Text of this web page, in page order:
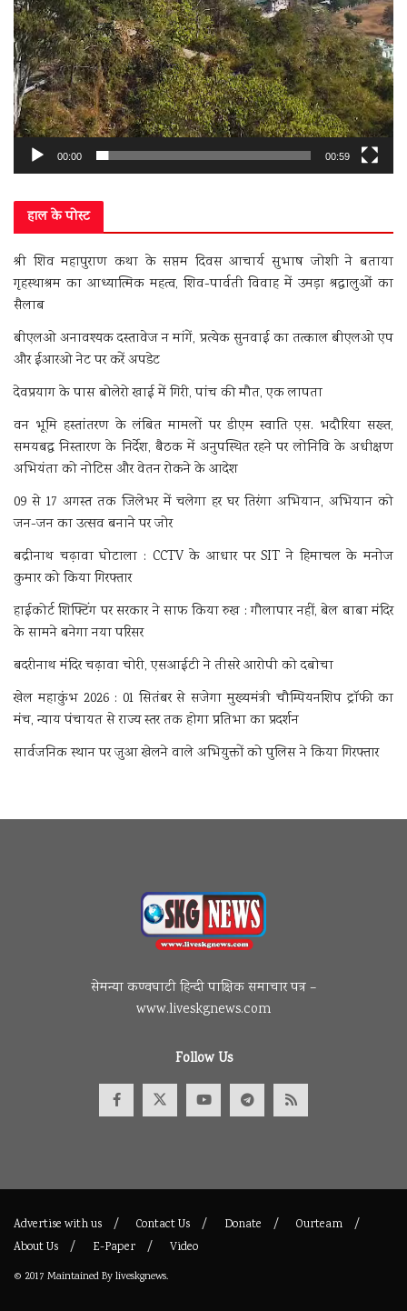
00:00 00:59
हाल के पोस्ट
श्री शिव महापुराण कथा के सप्तम दिवस आचार्य सुभाष जोशी ने बताया
गृहस्थाश्रम का आध्यात्मिक महत्व, शिव-पार्वती विवाह में उमड़ा श्रद्धालुओं का
सैलाब
बीएलओ अनावश्यक दस्तावेज न मांगें, प्रत्येक सुनवाई का तत्काल बीएलओ एप
और ईआरओ नेट पर करें अपडेट
देवप्रयाग के पास बोलेरो खाई में गिरी, पांच की मौत, एक लापता
वन भूमि हस्तांतरण के लंबित मामलों पर डीएम स्वाति एस. भदौरिया सख्त,
समयबद्ध निस्तारण के निर्देश, बैठक में अनुपस्थित रहने पर लोनिवि के अधीक्षण
अभियंता को नोटिस और वेतन रोकने के आदेश
09 से 17 अगस्त तक जिलेभर में चलेगा हर घर तिरंगा अभियान, अभियान को
जन-जन का उत्सव बनाने पर जोर
बद्रीनाथ चढ़ावा घोटाला : CCTV के आधार पर SIT ने हिमाचल के मनोज
कुमार को किया गिरफ्तार
हाईकोर्ट शिफ्टिंग पर सरकार ने साफ किया रुख : गौलापार नहीं, बेल बाबा मंदिर
के सामने बनेगा नया परिसर
बदरीनाथ मंदिर चढ़ावा चोरी, एसआईटी ने तीसरे आरोपी को दबोचा
खेल महाकुंभ 2026 : 01 सितंबर से सजेगा मुख्यमंत्री चौम्पियनशिप ट्रॉफी का
मंच, न्याय पंचायत से राज्य स्तर तक होगा प्रतिभा का प्रदर्शन
सार्वजनिक स्थान पर जुआ खेलने वाले अभियुक्तों को पुलिस ने किया गिरफ्तार
सेमन्या कण्वघाटी हिन्दी पाक्षिक समाचार पत्र –
www.liveskgnews.com
Follow Us
Advertise with us Contact Us Donate
Ourteam
About Us
E-Paper Video
© 2017 Maintained Byliveskgnews.